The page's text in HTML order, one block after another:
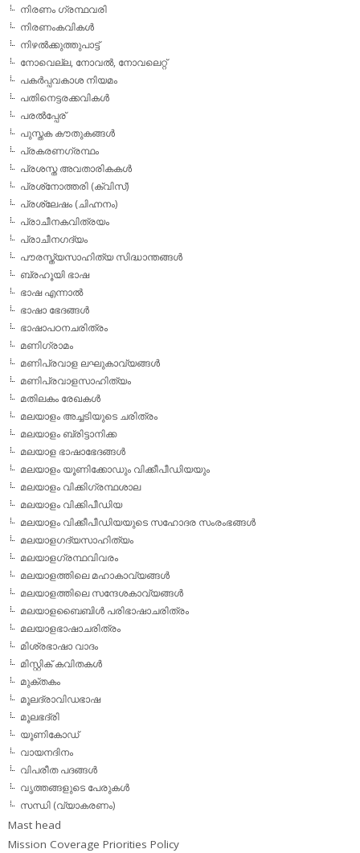
നിരണം ഗ്രന്ഥവരി
നിരണംകവികള്‍
നിഴല്‍ക്കുത്തുപാട്ട്
നോവെല്ല, നോവല്‍, നോവലെറ്റ്
പകര്‍പ്പവകാശ നിയമം
പതിനെട്ടരക്കവികള്‍
പരല്‍പ്പേര്
പുസ്തക കൗതുകങ്ങള്‍
പ്രകരണഗ്രന്ഥം
പ്രശസ്ത അവതാരികകള്‍
പ്രശ്‌നോത്തരി (ക്വിസ്)
പ്രശ്ലേഷം (ചിഹ്നനം)
പ്രാചീനകവിത്രയം
പ്രാചീനഗദ്യം
പൗരസ്ത്യസാഹിത്യ സിദ്ധാന്തങ്ങള്‍
ബ്രഹൂയി ഭാഷ
ഭാഷ എന്നാല്‍
ഭാഷാ ഭേദങ്ങള്‍
ഭാഷാപഠനചരിത്രം
മണിഗ്രാമം
മണിപ്രവാള ലഘുകാവ്യങ്ങള്‍
മണിപ്രവാളസാഹിത്യം
മതിലകം രേഖകള്‍
മലയാളം അച്ചടിയുടെ ചരിത്രം
മലയാളം ബ്രിട്ടാനിക്ക
മലയാള ഭാഷാഭേദങ്ങള്‍
മലയാളം യൂണിക്കോഡും വിക്കീപീഡിയയും
മലയാളം വിക്കിഗ്രന്ഥശാല
മലയാളം വിക്കിപീഡിയ
മലയാളം വിക്കീപീഡിയയുടെ സഹോദര സംരംഭങ്ങള്‍
മലയാളഗദ്യസാഹിത്യം
മലയാളഗ്രന്ഥവിവരം
മലയാളത്തിലെ മഹാകാവ്യങ്ങള്‍
മലയാളത്തിലെ സന്ദേശകാവ്യങ്ങള്‍
മലയാളബൈബിള്‍ പരിഭാഷാചരിത്രം
മലയാളഭാഷാചരിത്രം
മിശ്രഭാഷാ വാദം
മിസ്റ്റിക് കവിതകള്‍
മുക്തകം
മൂലദ്രാവിഡഭാഷ
മൂലഭദ്രി
യൂണികോഡ്
വായനദിനം
വിപരീത പദങ്ങള്‍
വൃത്തങ്ങളുടെ പേരുകള്‍
സന്ധി (വ്യാകരണം)
Mast head
Mission Coverage Priorities Policy